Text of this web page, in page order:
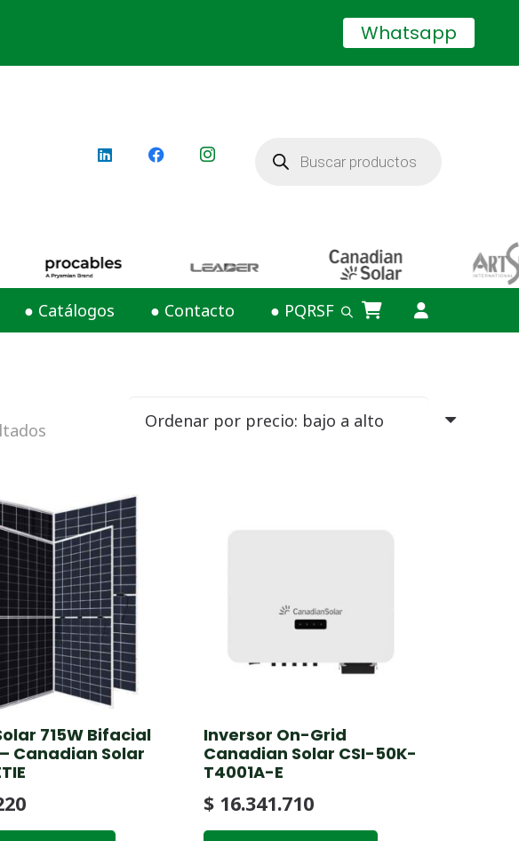
productos
● Catálogos ● Contacto ● PQRSF
low
to
high
715W Bifacial
– Canadian Solar
Inversor On-Grid
Canadian Solar CSI-50K-
T4001A-E
$ 16.341.710
Whatsapp